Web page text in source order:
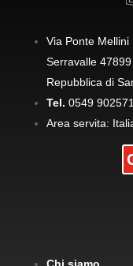
Via Ponte Mellini
Serravalle 47899
Repubblica di
Tel. 0549 902571
Area servita: